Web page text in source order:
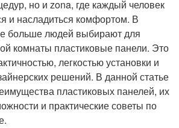
но и zona, где каждый человек
и насладиться комфортом. В
больше людей выбирают для
комнаты пластиковые панели. Это
легкостью установки и
решений. В данной статье
пластиковых панелей, их
и практические советы по